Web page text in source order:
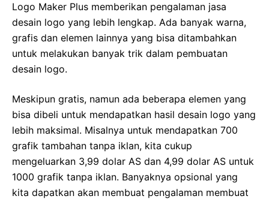
Logo Maker Plus memberikan pengalaman jasa
desain logo yang lebih lengkap. Ada banyak warna,
grafis dan elemen lainnya yang bisa ditambahkan
untuk melakukan banyak trik dalam pembuatan
desain logo.
Meskipun gratis, namun ada beberapa elemen yang
bisa dibeli untuk mendapatkan hasil desain logo yang
lebih maksimal. Misalnya untuk mendapatkan 700
grafik tambahan tanpa iklan, kita cukup
mengeluarkan 3,99 dolar AS dan 4,99 dolar AS untuk
1000 grafik tanpa iklan. Banyaknya opsional yang
kita dapatkan akan membuat pengalaman membuat